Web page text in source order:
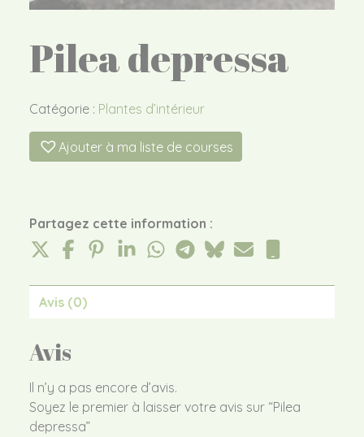
Pilea depressa
Catégorie : Plantes d’intérieur
Ajouter à ma liste de courses
Partagez cette information :
Avis (0)
Avis
Il n’y a pas encore d’avis.
Soyez le premier à laisser votre avis sur “Pilea
depressa”